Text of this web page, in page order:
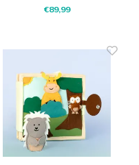
naartoe reizen.
€89,99